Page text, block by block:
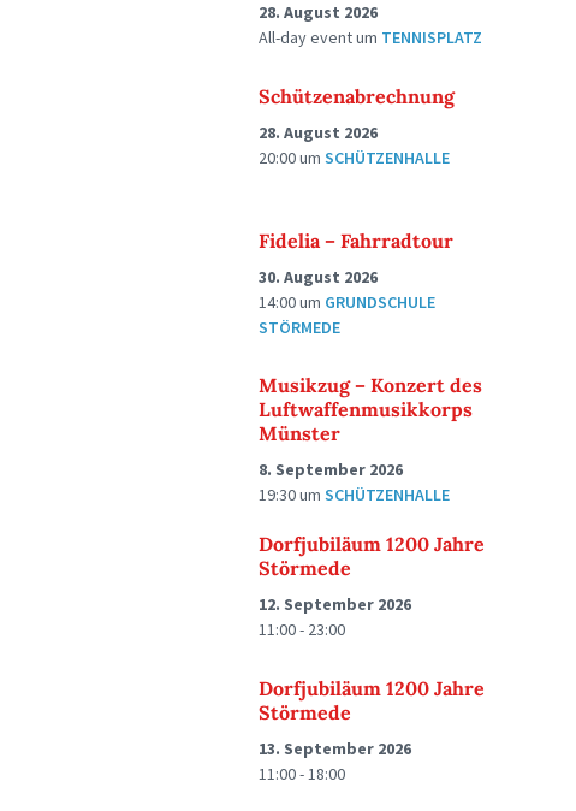
28. August 2026
All-day eventum TENNISPLATZ
Schützenabrechnung
28. August 2026
20:00umSCHÜTZENHALLE
Fidelia – Fahrradtour
30. August 2026
14:00um GRUNDSCHULE
STÖRMEDE
Musikzug – Konzert des
Luftwaffenmusikkorps
Münster
8. September 2026
19:30umSCHÜTZENHALLE
Dorfjubiläum 1200 Jahre
Störmede
12. September 2026
11:00 - 23:00
Dorfjubiläum 1200 Jahre
Störmede
13. September 2026
11:00 - 18:00